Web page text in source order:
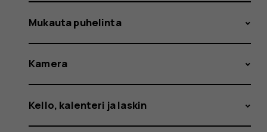
Mukauta puhelinta
Kamera
Kello, kalenteri ja laskin